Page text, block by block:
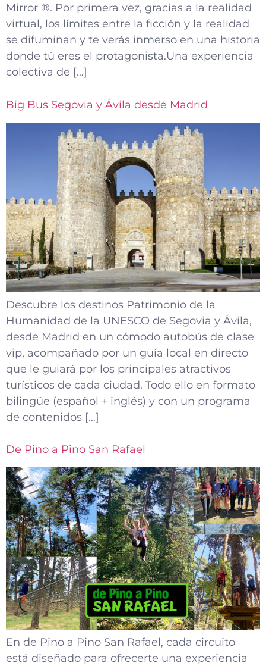
Mirror ®. Por primera vez, gracias a la realidad
virtual, los límites entre la ficción y la realidad
se difuminan y te verás inmerso en una historia
donde tú eres el protagonista.Una experiencia
colectiva de […]
Big Bus Segovia y Ávila desde Madrid
Descubre los destinos Patrimonio de la
Humanidad de la UNESCO de Segovia y Ávila,
desde Madrid en un cómodo autobús de clase
vip, acompañado por un guía local en directo
que le guiará por los principales atractivos
turísticos de cada ciudad. Todo ello en formato
bilingüe (español + inglés) y con un programa
de contenidos […]
De Pino a Pino San Rafael
En de Pino a Pino San Rafael, cada circuito
está diseñado para ofrecerte una experiencia